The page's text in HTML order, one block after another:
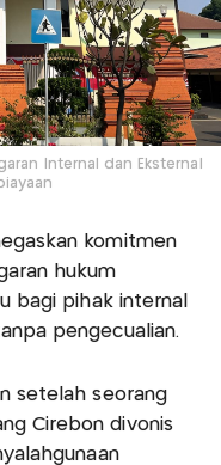
Internal dan Eksternal
komitmen
hukum
bagi pihak internal
pengecualian.
setelah seorang
Cirebon divonis